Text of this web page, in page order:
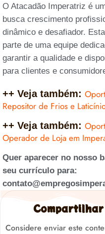
O Atacadão Imperatriz é
busca crescimento
dinâmico e desafiador.
parte de uma equipe
garantir a qualidade e
para clientes e
++ Veja também:
Repositor de Frios e
++ Veja também:
Operador de Loja em
Quer aparecer no nosso
seu currículo para:
Considere enviar este